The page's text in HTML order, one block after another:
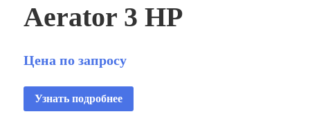
Aerator 3 HP
Цена по запросу
Узнать подробнее